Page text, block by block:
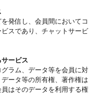
発信し、会員間においてコ
スであり、チャットサービ
ービス
ラム、データ等を会員に対
ータ等の所有権、著作権は
はそのデータを利用する権